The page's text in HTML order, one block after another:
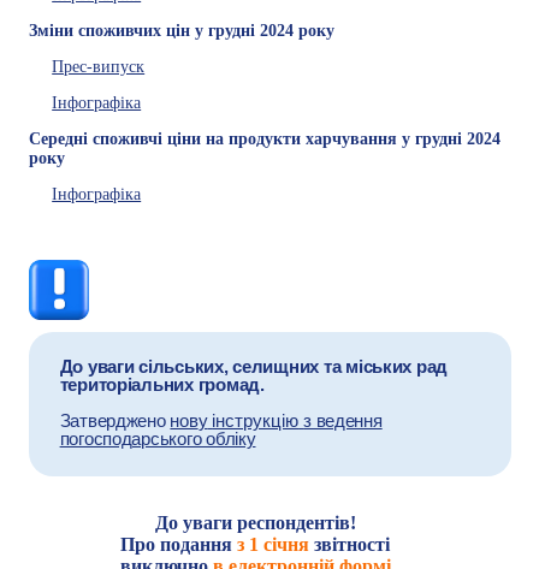
Зміни споживчих цін у грудні 2024 року
Прес-випуск
Інфографіка
Середні споживчі ціни на продукти харчування у грудні 2024
року
Інфографіка
До уваги сільських, селищних та міських рад
територіальних громад.
Затверджено нову інструкцію з ведення
погосподарського обліку
До уваги респондентів!
Про подання з 1 січня звітності